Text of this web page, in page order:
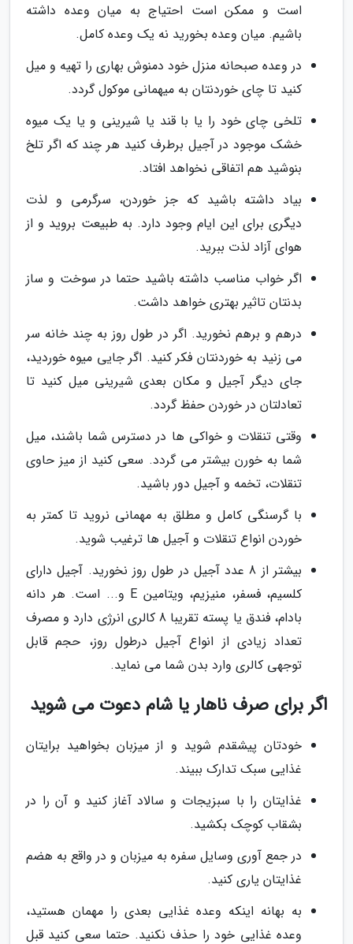
است و ممکن است احتیاج به میان وعده داشته
باشیم. میان وعده بخورید نه یک وعده کامل.
در وعده صبحانه منزل خود دمنوش بهاری را تهیه و میل
کنید تا چای خوردنتان به میهمانی موکول گردد.
تلخی چای خود را یا با قند یا شیرینی و یا یک میوه
خشک موجود در آجیل برطرف کنید هر چند که اگر تلخ
بنوشید هم اتفاقی نخواهد افتاد.
بیاد داشته باشید که جز خوردن، سرگرمی و لذت
دیگری برای این ایام وجود دارد. به طبیعت بروید و از
هوای آزاد لذت ببرید.
اگر خواب مناسب داشته باشید حتما در سوخت و ساز
بدنتان تاثیر بهتری خواهد داشت.
درهم و برهم نخورید. اگر در طول روز به چند خانه سر
می زنید به خوردنتان فکر کنید. اگر جایی میوه خوردید،
جای دیگر آجیل و مکان بعدی شیرینی میل کنید تا
تعادلتان در خوردن حفظ گردد.
وقتی تنقلات و خواکی ها در دسترس شما باشند، میل
شما به خورن بیشتر می گردد. سعی کنید از میز حاوی
تنقلات، تخمه و آجیل دور باشید.
با گرسنگی کامل و مطلق به مهمانی نروید تا کمتر به
خوردن انواع تنقلات و آجیل ها ترغیب شوید.
بیشتر از 8 عدد آجیل در طول روز نخورید. آجیل دارای
کلسیم، فسفر، منیزیم، ویتامین E و... است. هر دانه
بادام، فندق یا پسته تقریبا 8 کالری انرژی دارد و مصرف
تعداد زیادی از انواع آجیل درطول روز، حجم قابل
توجهی کالری وارد بدن شما می نماید.
اگر برای صرف ناهار یا شام دعوت می شوید
خودتان پیشقدم شوید و از میزبان بخواهید برایتان
غذایی سبک تدارک ببیند.
غذایتان را با سبزیجات و سالاد آغاز کنید و آن را در
بشقاب کوچک بکشید.
در جمع آوری وسایل سفره به میزبان و در واقع به هضم
غذایتان یاری کنید.
به بهانه اینکه وعده غذایی بعدی را مهمان هستید،
وعده غذایی خود را حذف نکنید. حتما سعی کنید قبل